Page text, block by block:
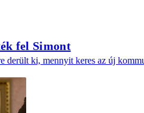
fel Simont
derült ki, mennyit keres az új